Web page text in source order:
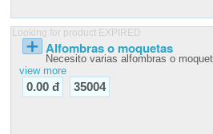
Looking for product EXPIRED
Alfombras o moquetas
Necesito varias alfombras o
view more
0.00 đ 35004